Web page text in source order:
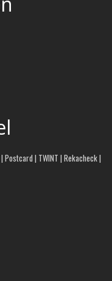
Postcard | TWINT | Rekacheck |